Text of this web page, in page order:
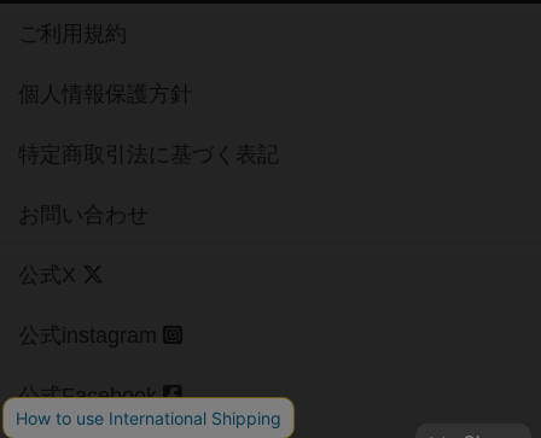
ご利用規約
個人情報保護方針
特定商取引法に基づく表記
お問い合わせ
公式X
公式instagram
公式Facebook